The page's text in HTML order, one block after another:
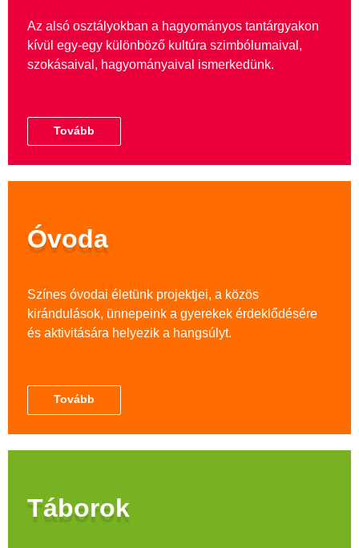
Az alsó osztályokban a hagyományos tantárgyakon
kívül egy-egy különböző kultúra szimbólumaival,
szokásaival, hagyományaival ismerkedünk.
Tovább
Óvoda
Színes óvodai életünk projektjei, a közös
kirándulások, ünnepeink a gyerekek érdeklődésére
és aktivitására helyezik a hangsúlyt.
Tovább
Táborok